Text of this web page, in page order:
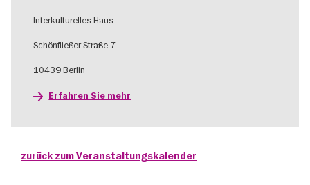
Interkulturelles Haus
Schönfließer Straße 7
10439 Berlin
Erfahren Sie mehr
zurück zum Veranstaltungskalender